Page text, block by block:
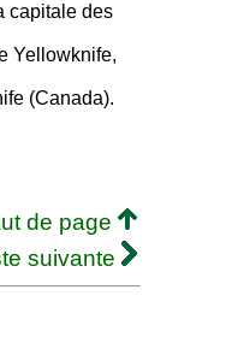
capitale des
Yellowknife,
(Canada).
de page
suivante